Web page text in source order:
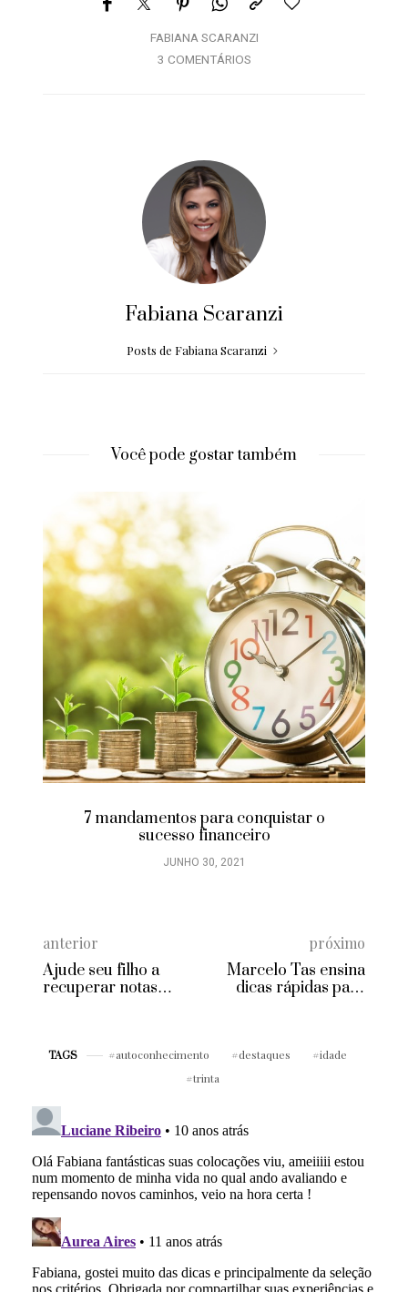
FABIANA SCARANZI
3 COMENTÁRIOS
Fabiana Scaranzi
Posts de Fabiana Scaranzi
Você pode gostar também
7 mandamentos para conquistar o
sucesso financeiro
JUNHO 30, 2021
anterior
Ajude seu filho a
recuperar notas
próximo
Marcelo Tas ensina
dicas rápidas para
TAGS autoconhecimento destaques
idade
trinta